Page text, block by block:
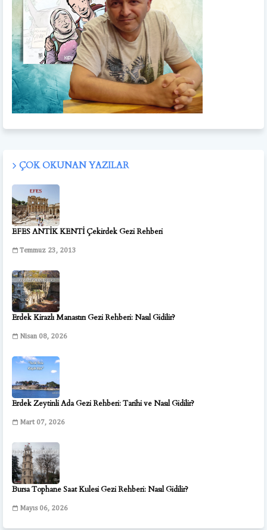
ÇOK OKUNAN YAZILAR
EFES ANTİK KENTİ Çekirdek Gezi Rehberi
Temmuz 23, 2013
Erdek Kirazlı Manastırı Gezi Rehberi: Nasıl Gidilir?
Nisan 08, 2026
Erdek Zeytinli Ada Gezi Rehberi: Tarihi ve Nasıl Gidilir?
Mart 07, 2026
Bursa Tophane Saat Kulesi Gezi Rehberi: Nasıl Gidilir?
Mayıs 06, 2026